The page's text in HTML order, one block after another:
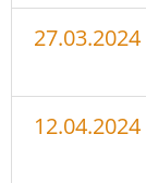
27.03.2024
12.04.2024